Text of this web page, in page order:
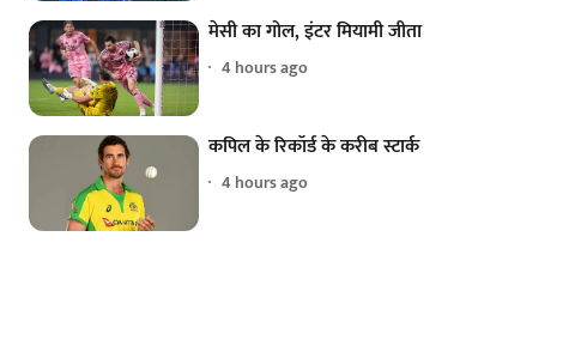
मेसी का गोल, इंटर मियामी जीता
4 hours ago
कपिल के रिकॉर्ड के करीब स्टार्क
4 hours ago